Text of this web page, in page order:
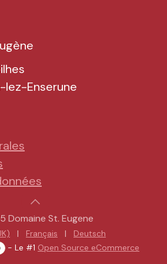
Enserune
Domaine St. Eugene
| Français |
Deutsch
- Le #1 Open Source eCommerce